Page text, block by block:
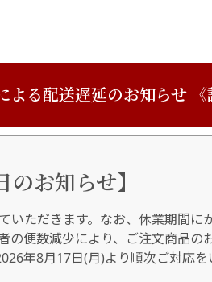
よる配送遅延のお知らせ 《
のお知らせ】
いただきます。なお、休業期間に
便数減少により、ご注文商品の
年8月17日(月)より順次ご対応